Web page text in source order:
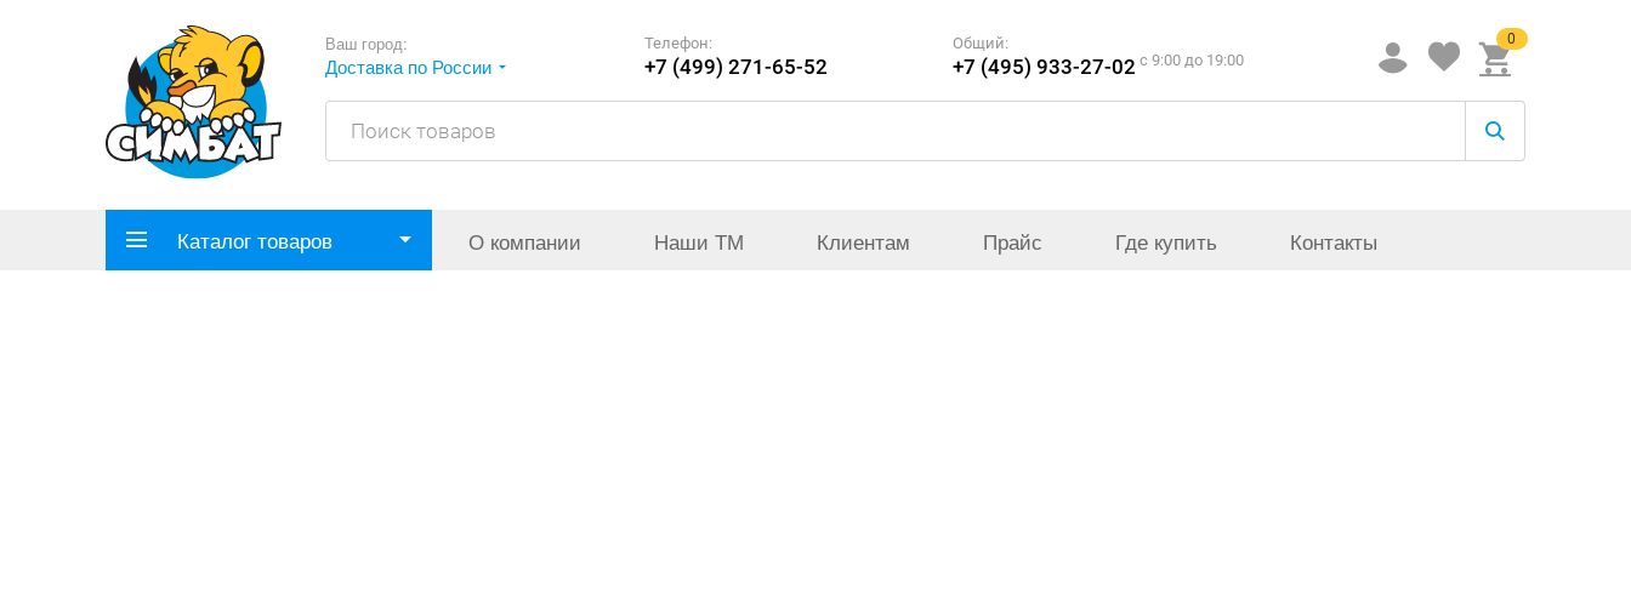
Ваш город:
Доставка по России
Телефон:
+7 (499) 271-65-52
Общий:
+7 (495) 933-27-02 c 9:00 до 19:00
0
Каталог товаров О компании Наши ТМ Клиентам Прайс Где купить Контакты